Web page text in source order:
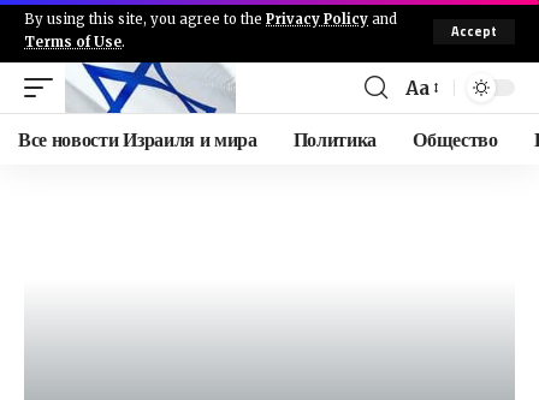
By using this site, you agree to the Privacy Policy and
Terms of Use.
Accept
Aa
Все новости Израиля и мира Политика Общество